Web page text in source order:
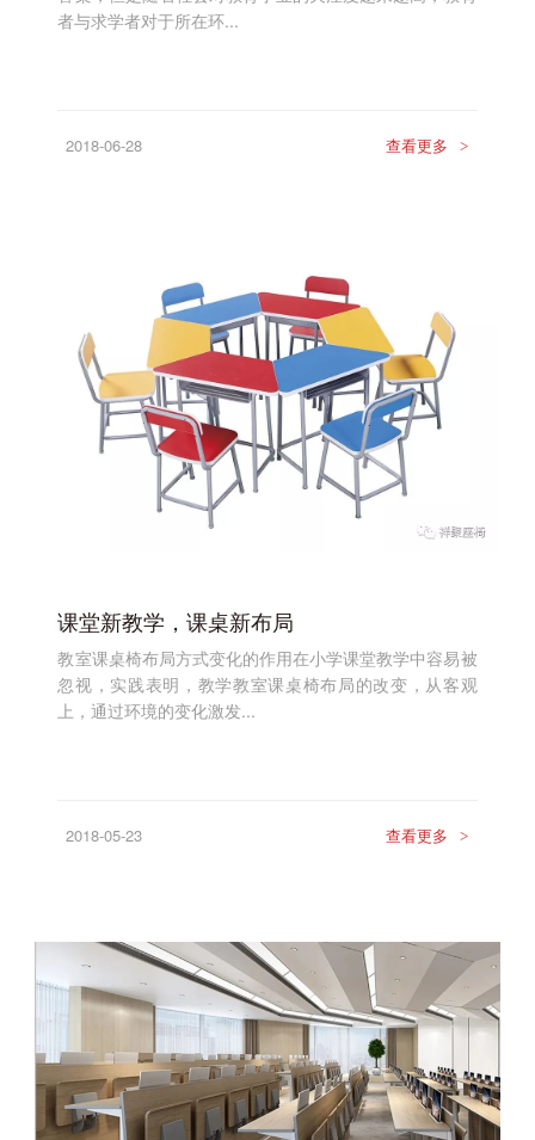
者与求学者对于所在环...
2018-06-28 查看更多 >
课堂新教学，课桌新布局
教室课桌椅布局方式变化的作用在小学课堂教学中容易被
忽视，实践表明，教学教室课桌椅布局的改变，从客观
上，通过环境的变化激发...
2018-05-23 查看更多 >